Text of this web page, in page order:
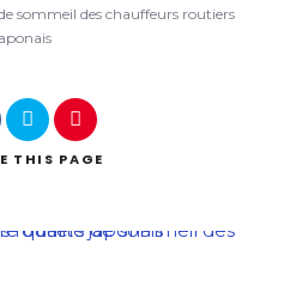
sommeil des chauffeurs routiers
THIS PAGE